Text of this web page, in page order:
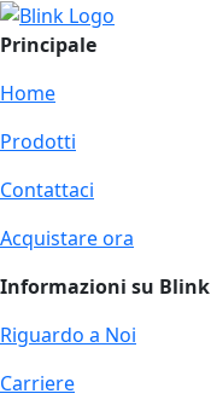
Principale
Home
Prodotti
Contattaci
Acquistare ora
Informazioni su Blink
Riguardo a Noi
Carriere